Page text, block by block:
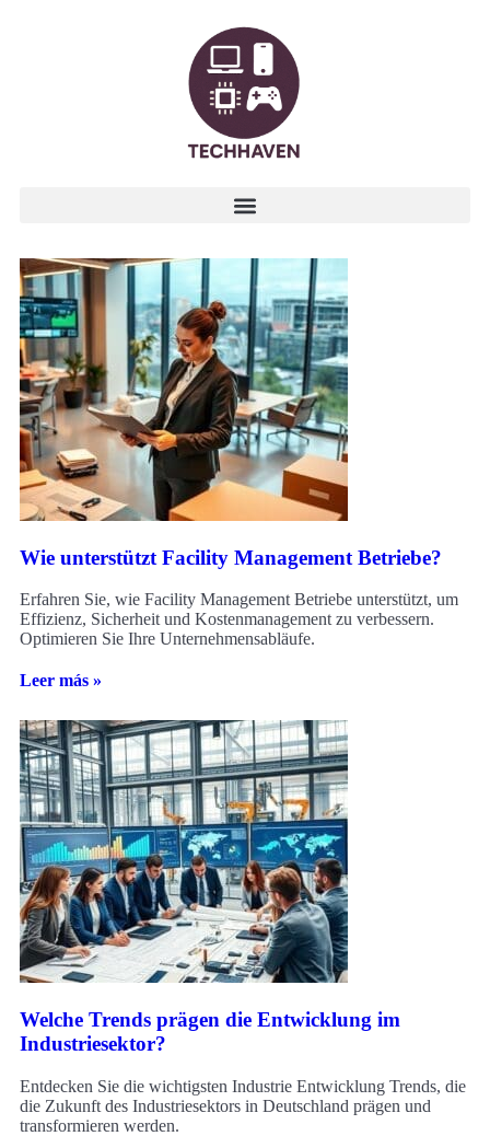
Wie unterstützt Facility Management Betriebe?
Erfahren Sie, wie Facility Management Betriebe unterstützt, um
Effizienz, Sicherheit und Kostenmanagement zu verbessern.
Optimieren Sie Ihre Unternehmensabläufe.
Leer más »
Welche Trends prägen die Entwicklung im
Industriesektor?
Entdecken Sie die wichtigsten Industrie Entwicklung Trends, die
die Zukunft des Industriesektors in Deutschland prägen und
transformieren werden.